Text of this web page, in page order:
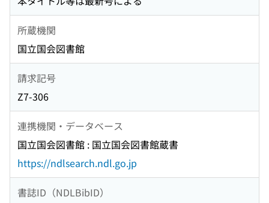
所蔵機関
国立国会図書館
請求記号
Z7-306
連携機関・データベース
国立国会図書館 : 国立国会図書館蔵書
https://ndlsearch.ndl.go.jp
書誌ID（NDLBibID）